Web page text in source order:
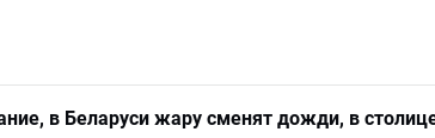
в Беларуси жару сменят дожди, в